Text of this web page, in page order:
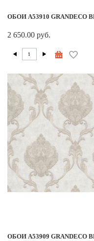
ОБОИ A53910 GRANDECO
2 650.00 руб.
ОБОИ A53909 GRANDECO